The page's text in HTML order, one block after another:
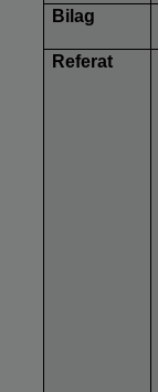
Bilag
Referat